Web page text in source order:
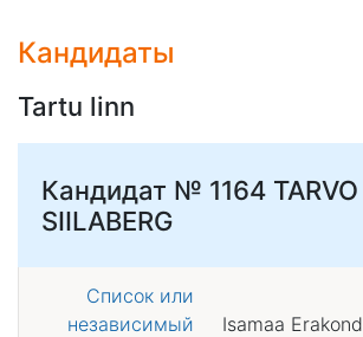
Кандидаты
Tartu linn
Кандидат № 1164 TARVO
SIILABERG
Список или
независимый
Isamaa Erakond